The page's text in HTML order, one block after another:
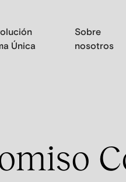
Única
Sobre
nosotros